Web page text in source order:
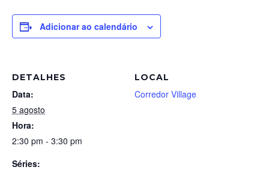
Adicionar ao calendário
DETALHES
Data:
5 agosto
Hora:
2:30 pm - 3:30 pm
Séries:
LOCAL
Corredor Village